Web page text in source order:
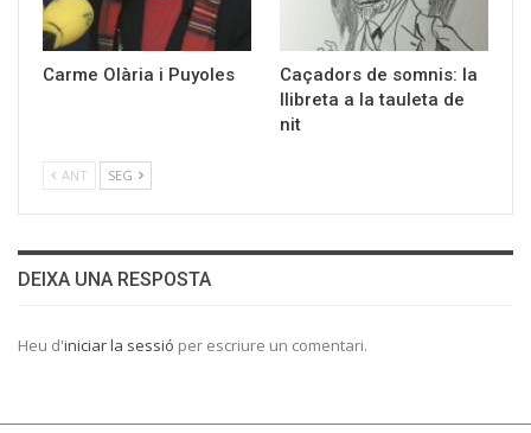
Carme Olària i Puyoles
Caçadors de somnis: la
llibreta a la tauleta de
nit
ANT SEG
DEIXA UNA RESPOSTA
Heu d'iniciar la sessió per escriure un comentari.